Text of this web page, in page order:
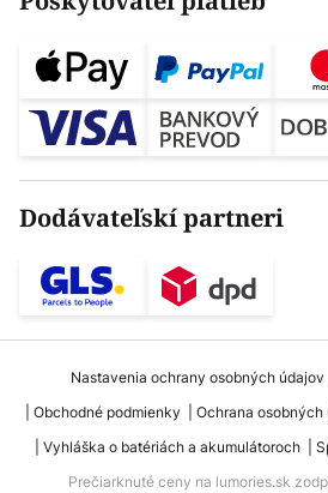
Dodávateľskí partneri
Nastavenia ochrany osobných údajov
Obchodné podmienky
Ochrana osobných
Vyhláška o batériách a akumulátoroch
Prečiarknuté ceny na lumories.sk